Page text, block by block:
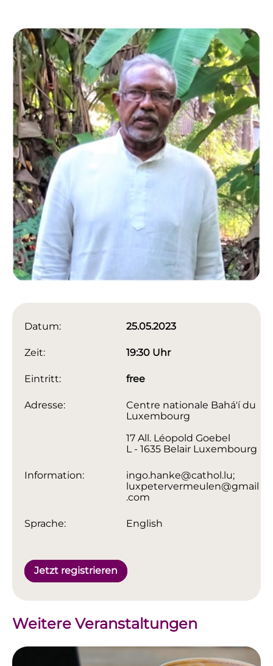
Datum: 25.05.2023
Zeit: 19:30 Uhr
Eintritt: free
Adresse:
Centre nationale Bahá'í du
Luxembourg
17 All. Léopold Goebel
L - 1635 Belair Luxembourg
Information:
ingo.hanke@cathol.lu;
luxpetervermeulen@gmail
.com
Sprache: English
Jetzt registrieren
Weitere Veranstaltungen